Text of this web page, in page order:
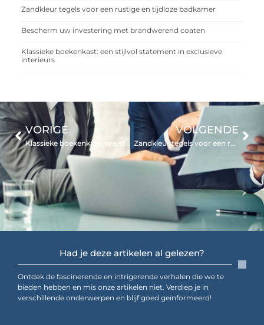
Zandkleur tegels voor een rustige en tijdloze badkamer
Bescherm uw investering met brandwerend coaten
Klassieke boekenkast: een stijlvol statement in exclusieve
interieurs
Had je deze artikelen al gelezen?
Ontdek de fascinerende en intrigerende verhalen die we te
bieden hebben en mis onze artikelen niet. Verdiep je in
verschillende onderwerpen en blijf goed geïnformeerd!
VORIGE
Klassieke boekenkast: een stijlvol statement in exclusieve interieurs
VOLGENDE
Zandkleur tegels voor een rustige en tijdloze badkamer